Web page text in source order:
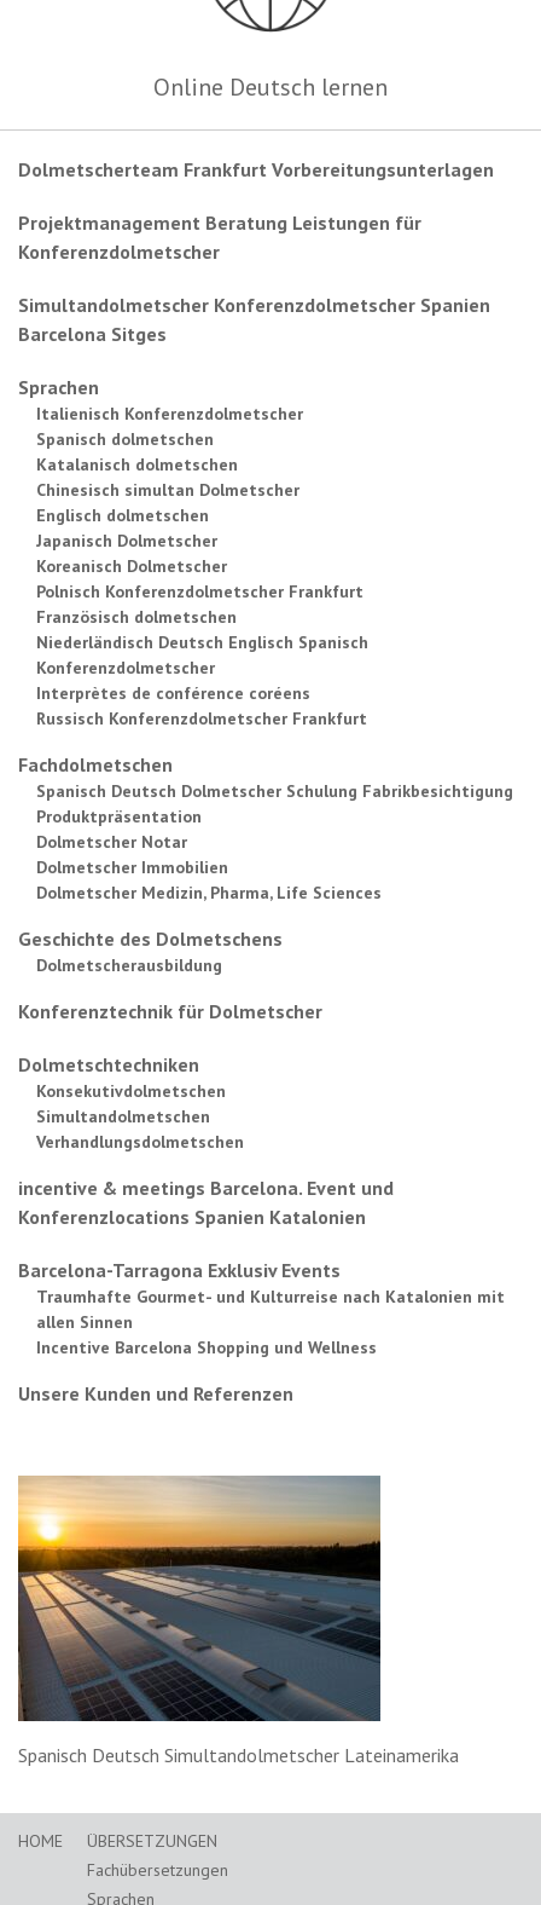
Online Deutsch lernen
Dolmetscherteam Frankfurt Vorbereitungsunterlagen
Projektmanagement Beratung Leistungen für
Konferenzdolmetscher
Simultandolmetscher Konferenzdolmetscher Spanien
Barcelona Sitges
Sprachen
Italienisch Konferenzdolmetscher
Spanisch dolmetschen
Katalanisch dolmetschen
Chinesisch simultan Dolmetscher
Englisch dolmetschen
Japanisch Dolmetscher
Koreanisch Dolmetscher
Polnisch Konferenzdolmetscher Frankfurt
Französisch dolmetschen
Niederländisch Deutsch Englisch Spanisch
Konferenzdolmetscher
Interprètes de conférence coréens
Russisch Konferenzdolmetscher Frankfurt
Fachdolmetschen
Spanisch Deutsch Dolmetscher Schulung Fabrikbesichtigung
Produktpräsentation
Dolmetscher Notar
Dolmetscher Immobilien
Dolmetscher Medizin, Pharma, Life Sciences
Geschichte des Dolmetschens
Dolmetscherausbildung
Konferenztechnik für Dolmetscher
Dolmetschtechniken
Konsekutivdolmetschen
Simultandolmetschen
Verhandlungsdolmetschen
incentive & meetings Barcelona. Event und
Konferenzlocations Spanien Katalonien
Barcelona-Tarragona Exklusiv Events
Traumhafte Gourmet- und Kulturreise nach Katalonien mit
allen Sinnen
Incentive Barcelona Shopping und Wellness
Unsere Kunden und Referenzen
Spanisch Deutsch Simultandolmetscher Lateinamerika
HOME
ÜBERSETZUNGEN
Fachübersetzungen
Sprachen